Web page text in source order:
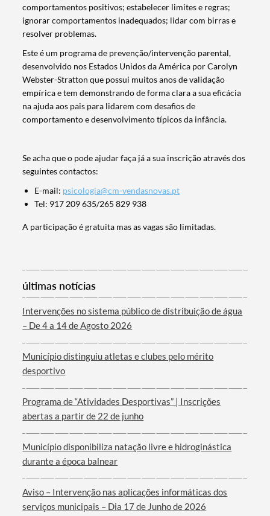
Termo de Pesquisa
comportamentos positivos; estabelecer limites e regras;
ignorar comportamentos inadequados; lidar com birras e
resolver problemas.
Este é um programa de prevenção/intervenção parental,
desenvolvido nos Estados Unidos da América por Carolyn
Webster-Stratton que possui muitos anos de validação
empírica e tem demonstrando de forma clara a sua eficácia
na ajuda aos pais para lidarem com desafios de
comportamento e desenvolvimento típicos da infância.
Se acha que o pode ajudar faça já a sua inscrição através dos
seguintes contactos:
E-mail: psicologia@cm-vendasnovas.pt
Tel: 917 209 635/265 829 938
A participação é gratuita mas as vagas são limitadas.
últimas notícias
Intervenções no sistema público de distribuição de água
– De 4 a 14 de Agosto 2026
Município distinguiu atletas e clubes pelo mérito
desportivo
Programa de “Atividades Desportivas” | Inscrições
abertas a partir de 22 de junho
Município disponibiliza natação livre e hidroginástica
durante a época balnear
Aviso – Intervenção nas aplicações informáticas dos
serviços municipais – Dia 17 de Junho de 2026